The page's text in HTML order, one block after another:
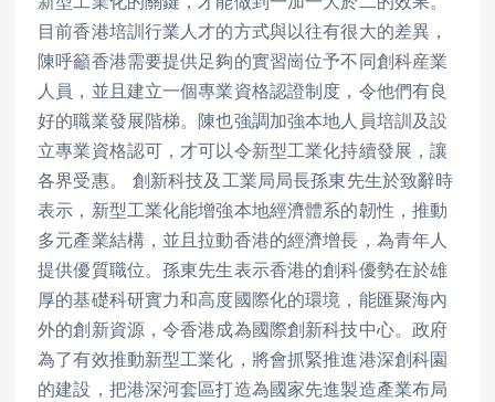
目前香港培訓行業人才的方式與以往有很大的差異，
陳呼籲香港需要提供足夠的實習崗位予不同創科産業
人員，並且建立一個專業資格認證制度，令他們有良
好的職業發展階梯。陳也強調加強本地人員培訓及設
立專業資格認可，才可以令新型工業化持續發展，讓
各界受惠。 創新科技及工業局局長孫東先生於致辭時
表示，新型工業化能增強本地經濟體系的韌性，推動
多元產業結構，並且拉動香港的經濟增長，為青年人
提供優質職位。孫東先生表示香港的創科優勢在於雄
厚的基礎科研實力和高度國際化的環境，能匯聚海內
外的創新資源，令香港成為國際創新科技中心。政府
為了有效推動新型工業化，將會抓緊推進港深創科園
的建設，把港深河套區打造為國家先進製造產業布局